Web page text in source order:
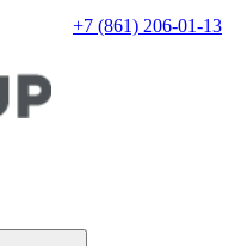
+7 (861) 206-01-13